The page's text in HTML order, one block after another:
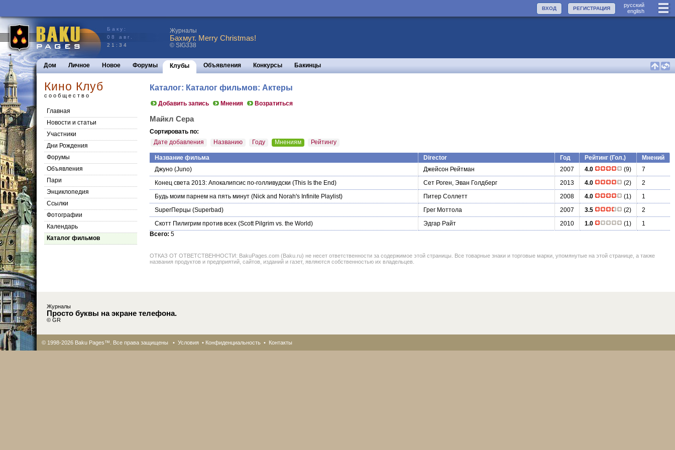
руccкий
english
РЕГИСТРАЦИЯ
ВХОД
Баку:
08 авг.
21:34
Журналы
Бахмут. Merry Christmas!
© SIG338
Дом Личное Новое Форумы Клубы Объявления Конкурсы Бакинцы
Кино Клуб
сообщество
Главная
Новости и статьи
Участники
Дни Рождения
Форумы
Объявления
Пари
Энциклопедия
Cсылки
Фотографии
Календарь
Каталог фильмов
Каталог: Каталог фильмов: Актеры
Добавить запись Мнения Возратиться
Майкл Сера
Сортировать по:
Дате добавления
Названию Году Мнениям Рейтингу
Название фильма Director Год Рейтинг (Гол.)
Мнений
Джуно (Juno) Джейсон Рейтман 2007 4.0 (9)
7
Конец света 2013: Апокалипсис по-голливудски (This Is the End) Сет Роген, Эван Голдберг 2013 4.0 (2)
2
Будь моим парнем на пять минут (Nick and Norah's Infinite Playlist) Питер Соллетт 2008 4.0 (1)
1
SuperПерцы (Superbad) Грег Моттола 2007 3.5 (2)
2
Скотт Пилигрим против всех (Scott Pilgrim vs. the World) Эдгар Райт 2010 1.0 (1)
1
Всего: 5
ОТКАЗ ОТ ОТВЕТСТВЕННОСТИ: BakuPages.com (Baku.ru) не несет ответственности за содержимое этой страницы. Все товарные знаки и торговые марки, упомянутые на этой странице, а также
названия продуктов и предприятий, сайтов, изданий и газет, являются собственностью их владельцев.
Журналы
Просто буквы на экране телефона.
© GR
© 1998-2026 Baku Pages™. Все права защищены • Условия • Конфиденциальность • Контакты